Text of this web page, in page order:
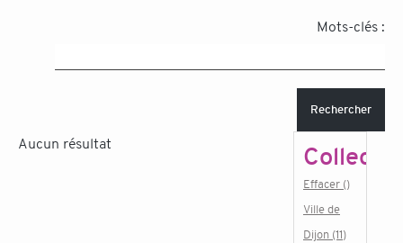
Mots-clés :
Rechercher
Aucun résultat
Effacer ()
Ville de
Dijon (11)